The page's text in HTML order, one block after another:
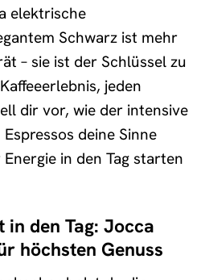
elektrische
Schwarz ist mehr
– sie ist der Schlüssel zu
jeden
dir vor, wie der intensive
deine Sinne
in den Tag starten
den Tag: Jocca
höchsten Genuss